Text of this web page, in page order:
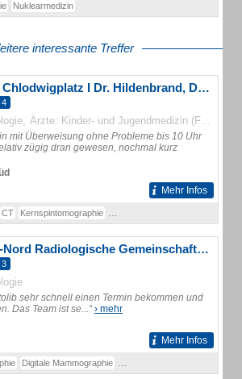
Nuklearmedizin
interessante Treffer
Radiologie Köln Chlodwigplatz I Dr. Hildenbrand, Dr. Müller, Dr. Hungenberg, Dr. Nürnberg, Dr. Byrtus
4
Ärzte: Kinder- und Jugendmedizin (Fachärzte)
mit Überweisung ohne Probleme bis 10 Uhr
zügig dran gewesen, nochmal kurz
Mehr Infos
CT Kernspintomographie
Radiologie Köln-Nord Radiologische Gemeinschaftspraxis
3
sehr schnell einen Termin bekommen und
Das Team ist se...“› mehr
Mehr Infos
Digitale Mammographie